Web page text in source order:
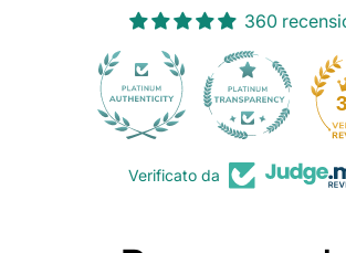
360
Verificato da